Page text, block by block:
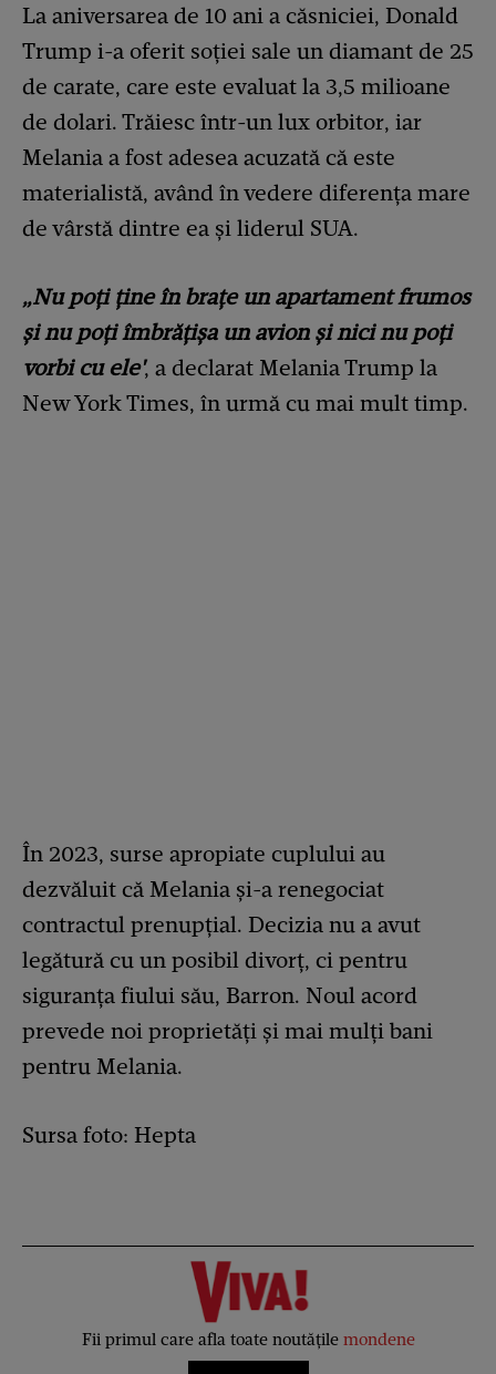
La aniversarea de 10 ani a căsniciei, Donald
Trump i-a oferit soției sale un diamant de 25
de carate, care este evaluat la 3,5 milioane
de dolari. Trăiesc într-un lux orbitor, iar
Melania a fost adesea acuzată că este
materialistă, având în vedere diferența mare
de vârstă dintre ea și liderul SUA.
„Nu poți ține în brațe un apartament frumos
și nu poți îmbrățișa un avion și nici nu poți
vorbi cu ele', a declarat Melania Trump la
New York Times, în urmă cu mai mult timp.
În 2023, surse apropiate cuplului au
dezvăluit că Melania și-a renegociat
contractul prenupțial. Decizia nu a avut
legătură cu un posibil divorț, ci pentru
siguranța fiului său, Barron. Noul acord
prevede noi proprietăți și mai mulți bani
pentru Melania.
Sursa foto: Hepta
Fii primul care afla toate noutățile mondene